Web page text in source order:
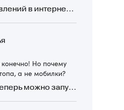
Доски объявлений в интернете: какие лучше и безопаснее? Сравниваем 5 популярных
конечно! Но почему
а не мобилки?
В Директе теперь можно запускать Премиум-билборд для мобильных устройств